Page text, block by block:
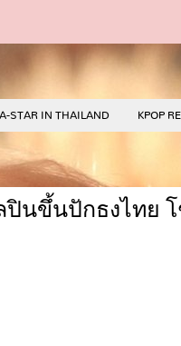
A-STAR IN THAILAND KPOP
ขึ้นปักธงไทย โช